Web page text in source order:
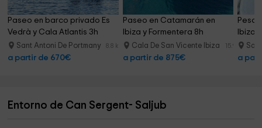
Paseo en barco privado Es
Vedrà y Cala Atlantis 3h
Sant Antoni De Portmany 8.8 km
a partir de 670€
Paseo en Catamarán en
Ibiza y Formentera 8h
Cala De San Vicente Ibiza 15.9 km
a partir de 875€
Ibiza,
a
Entorno de Can Sergent- Saljub